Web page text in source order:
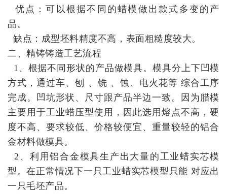
优点：可以根据不同的蜡模做出款式多变的产
品。
缺点：成型坯料精度不高，表面粗糙度较大。
二、精铸铸造工艺流程
1、根据不同形状的产品做模具。模具分上下凹模
方式，通过车、刨 、铣 、蚀、电火花等 综合工序
完成。凹坑形状、尺寸跟产品半边一致。因为腊模
主要用于工业蜡压型使用，因此选用熔点不高，硬
度不高、要求较低、价格较便宜、重量较轻的铝合
金材料做模具。
2、利用铝合金模具生产出大量的工业蜡实芯模
型。在正常情况下一只工业蜡实芯模型只能 对应出
一只毛坯产品。